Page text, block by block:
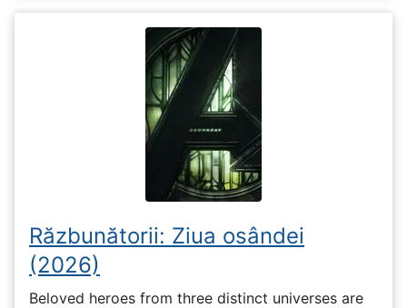
Răzbunătorii: Ziua osândei
(2026)
Beloved heroes from three distinct universes are